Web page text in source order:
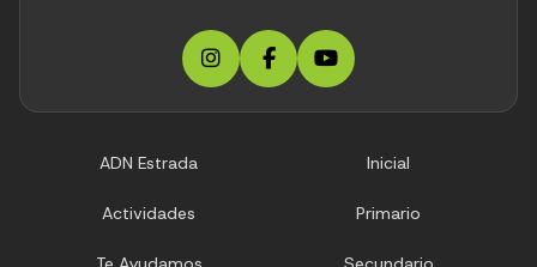
ADN Estrada Inicial
Actividades Primario